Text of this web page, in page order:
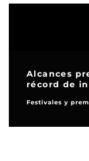
Alcances
récord de
Festivales y